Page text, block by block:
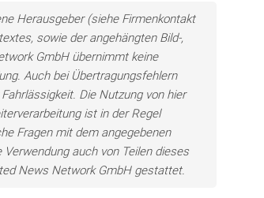
Herausgeber (siehe Firmenkontakt
sowie der angehängten Bild-,
GmbH übernimmt keine
Auch bei Übertragungsfehlern
Die Nutzung von hier
ist in der Regel
Fragen mit dem angegebenen
auch von Teilen dieses
News Network GmbH gestattet.